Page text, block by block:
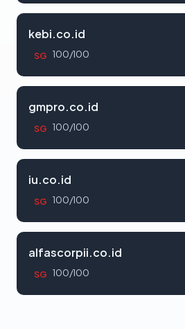
kebi.co.id
SG 100/100
gmpro.co.id
SG 100/100
iu.co.id
SG 100/100
alfascorpii.co.id
SG 100/100